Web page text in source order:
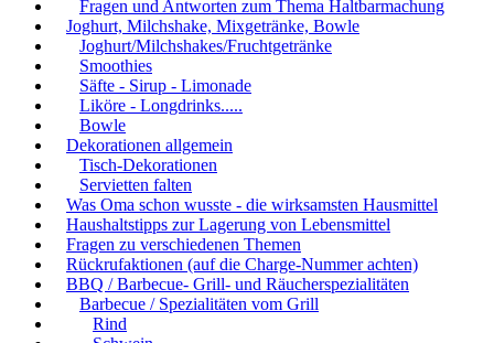
Fragen und Antworten zum Thema Haltbarmachung
Joghurt, Milchshake, Mixgetränke, Bowle
Joghurt/Milchshakes/Fruchtgetränke
Smoothies
Säfte - Sirup - Limonade
Liköre - Longdrinks.....
Bowle
Dekorationen allgemein
Tisch-Dekorationen
Servietten falten
Was Oma schon wusste - die wirksamsten Hausmittel
Haushaltstipps zur Lagerung von Lebensmittel
Fragen zu verschiedenen Themen
Rückrufaktionen (auf die Charge-Nummer achten)
BBQ / Barbecue- Grill- und Räucherspezialitäten
Barbecue / Spezialitäten vom Grill
Rind